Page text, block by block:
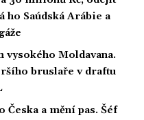
ho Saúdská Arábie a
vysokého Moldavana.
bruslaře v draftu
a mění pas. Šéf